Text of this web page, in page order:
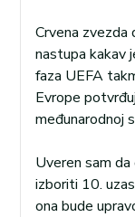
Crvena zvezda
nastupa kakav
faza UEFA
Evrope
međunarodnoj
Uveren sam
izboriti 10.
ona bude